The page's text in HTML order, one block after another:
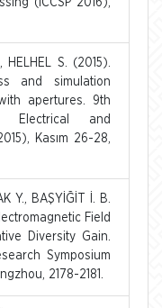
HELHEL S. (2015).
and simulation
apertures. 9th
Electrical and
Kasım 26-28,
Y., BAŞYİĞİT İ. B.
Field
Diversity Gain.
Symposium
2178-2181.